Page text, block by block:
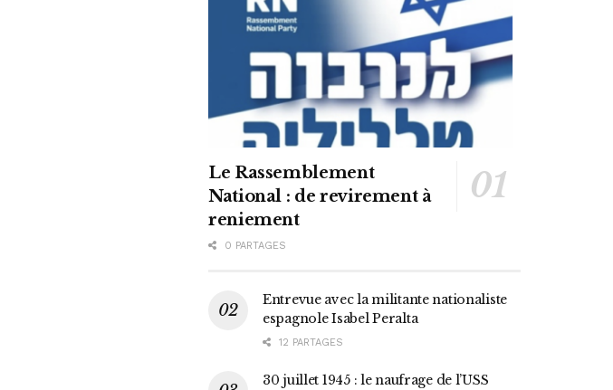
Le Rassemblement
National : de revirement à
reniement
0 PARTAGES
Entrevue avec la militante nationaliste
espagnole Isabel Peralta
12 PARTAGES
30 juillet 1945 : le naufrage de l’USS